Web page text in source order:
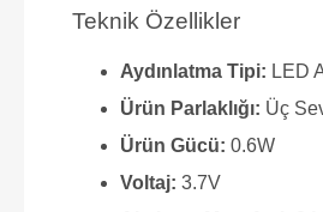
Teknik Özellikler
Aydınlatma Tipi: LED
Ürün Parlaklığı: Üç
Ürün Gücü: 0.6W
Voltaj: 3.7V